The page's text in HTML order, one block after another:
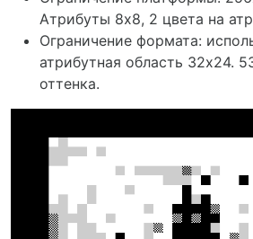
Атрибуты 8x8, 2 цвета на
Ограничение формата:
атрибутная область 32х24.
оттенка.